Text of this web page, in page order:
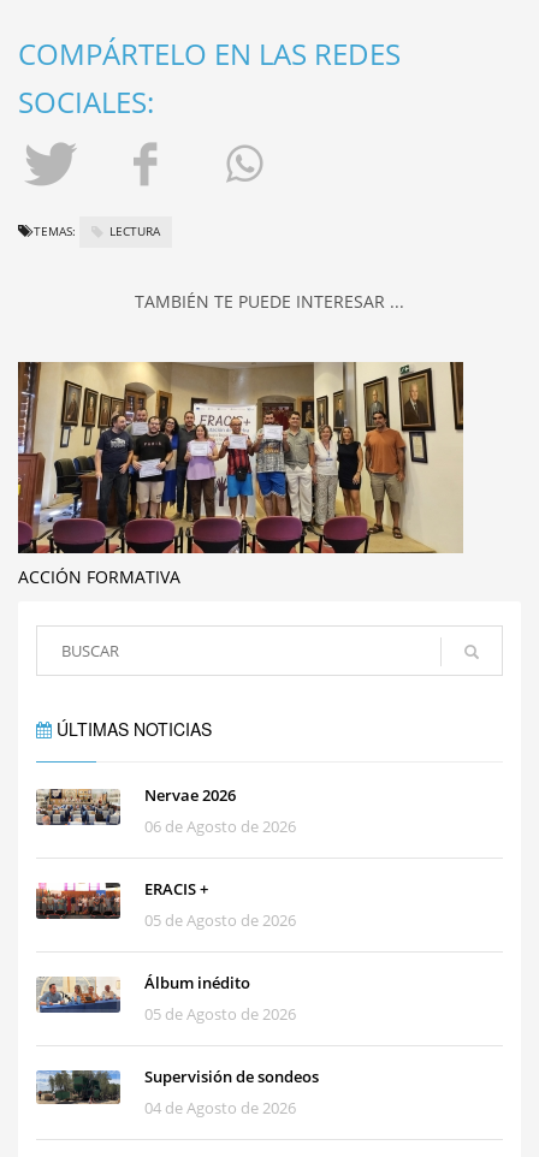
COMPÁRTELO EN LAS REDES
SOCIALES:
TEMAS: LECTURA
TAMBIÉN TE PUEDE INTERESAR ...
ACCIÓN FORMATIVA
ÚLTIMAS NOTICIAS
Nervae 2026
06 de Agosto de 2026
ERACIS +
05 de Agosto de 2026
Álbum inédito
05 de Agosto de 2026
Supervisión de sondeos
04 de Agosto de 2026